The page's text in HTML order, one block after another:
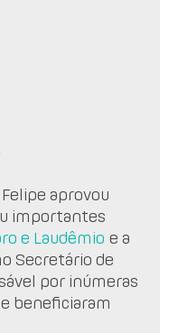
aprovou
importantes
e Laudêmio e a
Secretário de
por inúmeras
beneficiaram